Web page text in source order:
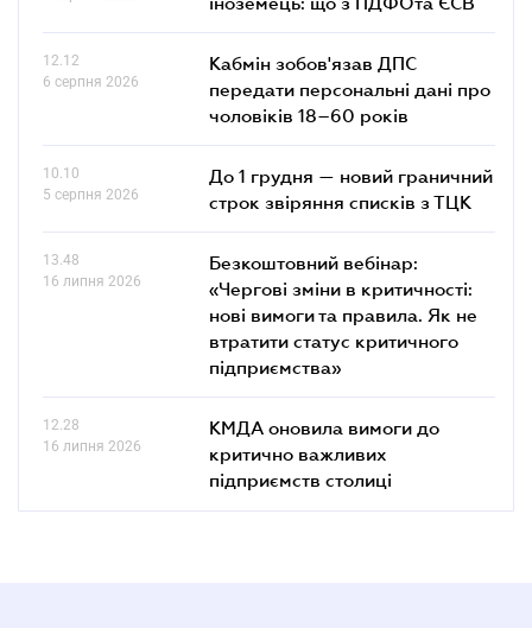
12.12
6 серпня 2026
Кабмін зобов'язав ДПС
передати персональні дані про
чоловіків 18–60 років
10.10
5 серпня 2026
До 1 грудня — новий граничний
строк звіряння списків з ТЦК
13.48
16 липня 2026
Безкоштовний вебінар:
«Чергові зміни в критичності:
нові вимоги та правила. Як не
втратити статус критичного
підприємства»
12.28
16 липня 2026
КМДА оновила вимоги до
критично важливих
підприємств столиці